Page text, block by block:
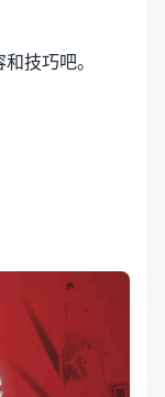
技巧吧。